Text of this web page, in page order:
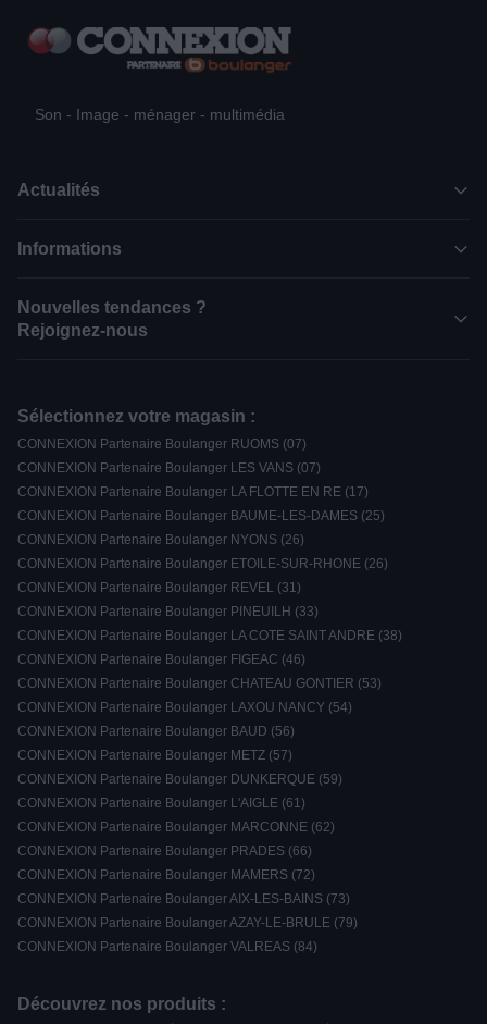
Son - Image - ménager - multimédia
Actualités
Informations
Nouvelles tendances ?
Rejoignez-nous
Sélectionnez votre magasin :
CONNEXION Partenaire Boulanger RUOMS (07)
CONNEXION Partenaire Boulanger LES VANS (07)
CONNEXION Partenaire Boulanger LA FLOTTE EN RE (17)
CONNEXION Partenaire Boulanger BAUME-LES-DAMES (25)
CONNEXION Partenaire Boulanger NYONS (26)
CONNEXION Partenaire Boulanger ETOILE-SUR-RHONE (26)
CONNEXION Partenaire Boulanger REVEL (31)
CONNEXION Partenaire Boulanger PINEUILH (33)
CONNEXION Partenaire Boulanger LA COTE SAINT ANDRE (38)
CONNEXION Partenaire Boulanger FIGEAC (46)
CONNEXION Partenaire Boulanger CHATEAU GONTIER (53)
CONNEXION Partenaire Boulanger LAXOU NANCY (54)
CONNEXION Partenaire Boulanger BAUD (56)
CONNEXION Partenaire Boulanger METZ (57)
CONNEXION Partenaire Boulanger DUNKERQUE (59)
CONNEXION Partenaire Boulanger L'AIGLE (61)
CONNEXION Partenaire Boulanger MARCONNE (62)
CONNEXION Partenaire Boulanger PRADES (66)
CONNEXION Partenaire Boulanger MAMERS (72)
CONNEXION Partenaire Boulanger AIX-LES-BAINS (73)
CONNEXION Partenaire Boulanger AZAY-LE-BRULE (79)
CONNEXION Partenaire Boulanger VALREAS (84)
Découvrez nos produits :